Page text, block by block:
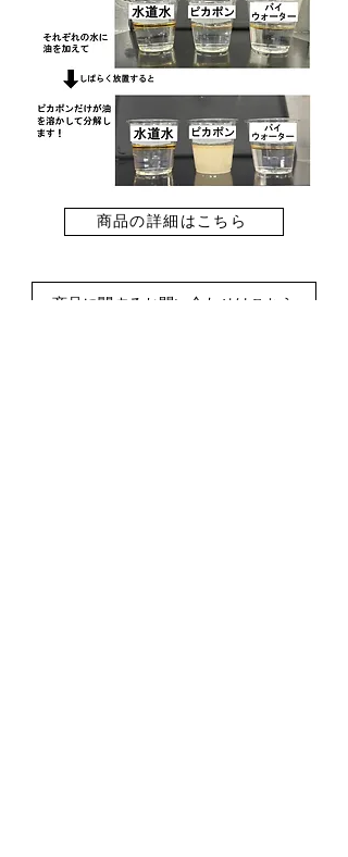
商品の詳細はこちら
商品に関するお問い合わせはこちら